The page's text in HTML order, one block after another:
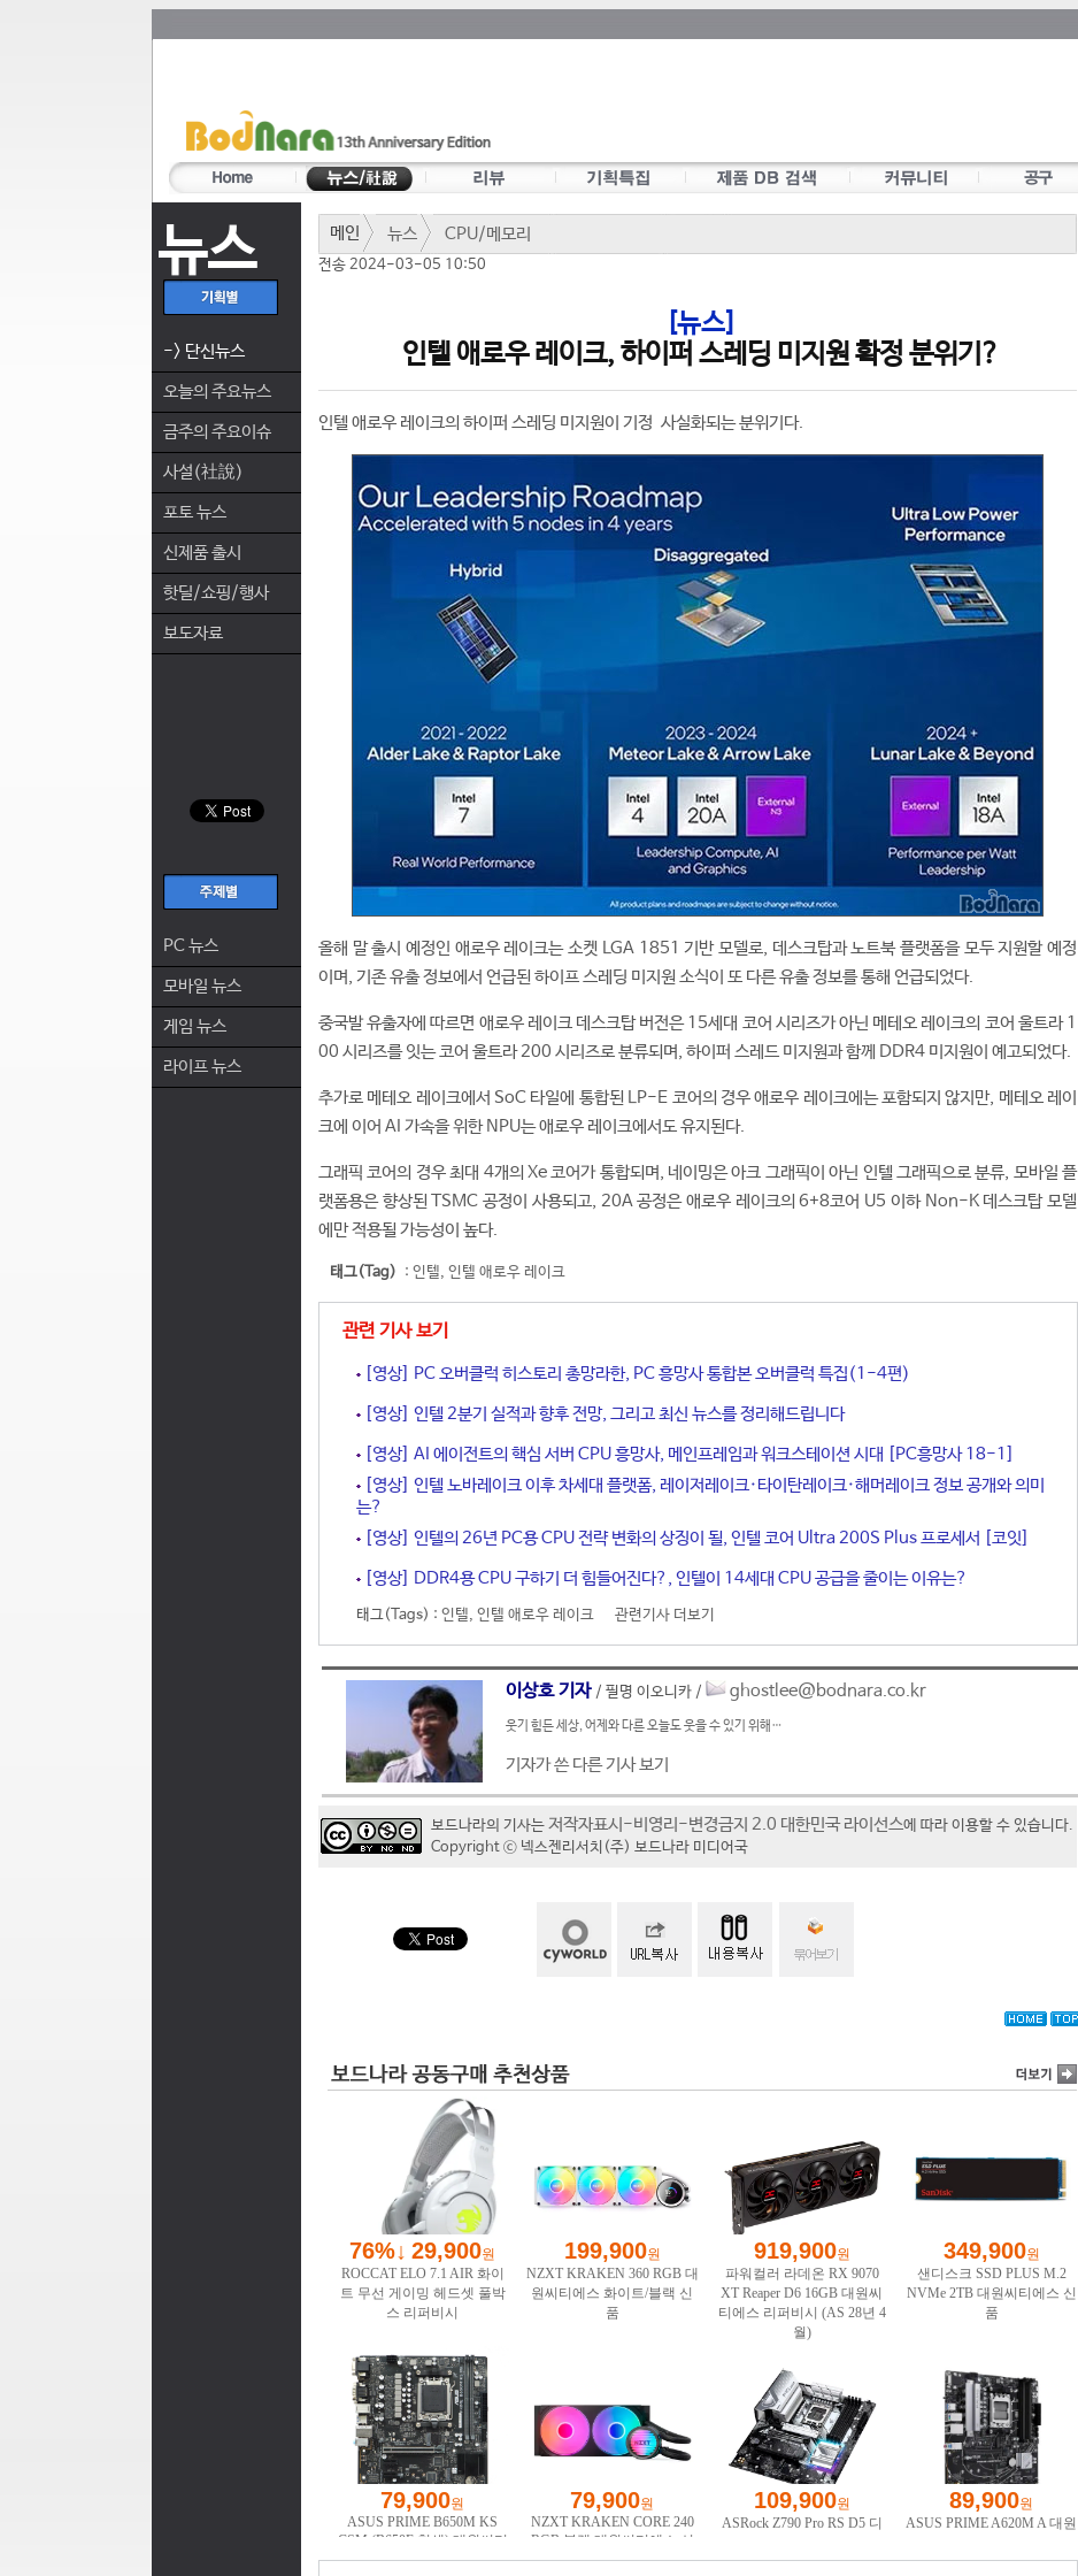
뉴스
-> 단신뉴스
오늘의 주요뉴스
금주의 주요이슈
사설(社說)
포토 뉴스
신제품 출시
핫딜/쇼핑/행사
보도자료
PC 뉴스
모바일 뉴스
게임 뉴스
라이프 뉴스
메인 뉴스 CPU/메모리
전송 2024-03-05 10:50
[뉴스]
인텔 애로우 레이크, 하이퍼 스레딩 미지원 확정 분위기?
인텔 애로우 레이크의 하이퍼 스레딩 미지원이 기정 사실화되는 분위기다.
올해 말 출시 예정인 애로우 레이크는 소켓 LGA 1851 기반 모델로, 데스크탑과 노트북 플랫폼을 모두 지원할 예정
이며, 기존 유출 정보에서 언급된 하이프 스레딩 미지원 소식이 또 다른 유출 정보를 통해 언급되었다.
중국발 유출자에 따르면 애로우 레이크 데스크탑 버전은 15세대 코어 시리즈가 아닌 메테오 레이크의 코어 울트라 1
00 시리즈를 잇는 코어 울트라 200 시리즈로 분류되며, 하이퍼 스레드 미지원과 함께 DDR4 미지원이 예고되었다.
추가로 메테오 레이크에서 SoC 타일에 통합된 LP-E 코어의 경우 애로우 레이크에는 포함되지 않지만, 메테오 레이
크에 이어 AI 가속을 위한 NPU는 애로우 레이크에서도 유지된다.
그래픽 코어의 경우 최대 4개의 Xe 코어가 통합되며, 네이밍은 아크 그래픽이 아닌 인텔 그래픽으로 분류, 모바일 플
랫폼용은 향상된 TSMC 공정이 사용되고, 20A 공정은 애로우 레이크의 6+8코어 U5 이하 Non-K 데스크탑 모델
에만 적용될 가능성이 높다.
태그(Tag) : 인텔, 인텔 애로우 레이크
관련 기사 보기
[영상] PC 오버클럭 히스토리 총망라한, PC 흥망사 통합본 오버클럭 특집(1-4편)
[영상] 인텔 2분기 실적과 향후 전망, 그리고 최신 뉴스를 정리해드립니다
[영상] AI 에이전트의 핵심 서버 CPU 흥망사, 메인프레임과 워크스테이션 시대 [PC흥망사 18-1]
[영상] 인텔 노바레이크 이후 차세대 플랫폼, 레이저레이크·타이탄레이크·해머레이크 정보 공개와 의미
는?
[영상] 인텔의 26년 PC용 CPU 전략 변화의 상징이 될, 인텔 코어 Ultra 200S Plus 프로세서 [코잇]
[영상] DDR4용 CPU 구하기 더 힘들어진다?, 인텔이 14세대 CPU 공급을 줄이는 이유는?
태그(Tags) : 인텔, 인텔 애로우 레이크 관련기사 더보기
이상호 기자 / 필명 이오니카 / ghostlee@bodnara.co.kr
웃기 힘든 세상, 어제와 다른 오늘도 웃을 수 있기 위해…
기자가 쓴 다른 기사 보기
보드나라의 기사는 저작자표시-비영리-변경금지 2.0 대한민국 라이선스에 따라 이용할 수 있습니다.
Copyright ⓒ 넥스젠리서치(주) 보드나라 미디어국